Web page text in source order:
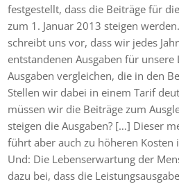
festgestellt, dass die Beiträge für
zum 1. Januar 2013 steigen
schreibt uns vor, dass wir jedes
entstandenen Ausgaben für
Ausgaben vergleichen, die in den
Stellen wir dabei in einem Tarif
müssen wir die Beiträge zum
steigen die Ausgaben? […] Dieser
führt aber auch zu höheren Kosten
Und: Die Lebenserwartung der
dazu bei, dass die